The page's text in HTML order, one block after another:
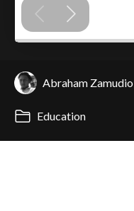
Abraham Zamudio
Education